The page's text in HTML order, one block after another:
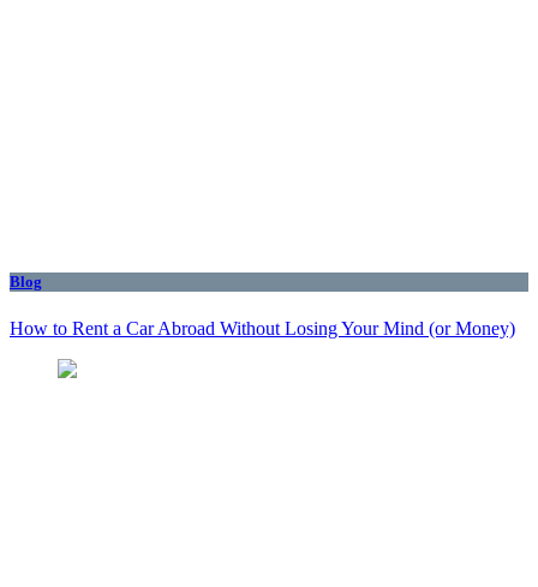
Blog
How to Rent a Car Abroad Without Losing Your Mind (or Money)